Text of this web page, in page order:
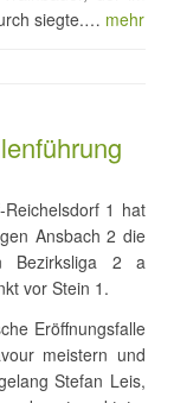
siegte.… mehr
Reichelsdorf 1 hat
Ansbach 2 die
Bezirksliga 2 a
vor Stein 1.
Eröffnungsfalle
meistern und
Stefan Leis,